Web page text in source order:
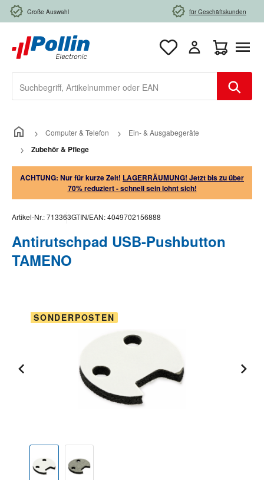
Zum Hauptinhalt springen
Große Auswahl für Geschäftskunden
Computer & Telefon Ein- & Ausgabegeräte
Zubehör & Pflege
ACHTUNG: Nur für kurze Zeit! LAGERRÄUMUNG! Jetzt bis zu über
70% reduziert - schnell sein lohnt sich!
Artikel-Nr.:713363GTIN/EAN:4049702156888
Antirutschpad USB-Pushbutton
TAMENO
Bildergalerie überspringen
SONDERPOSTEN